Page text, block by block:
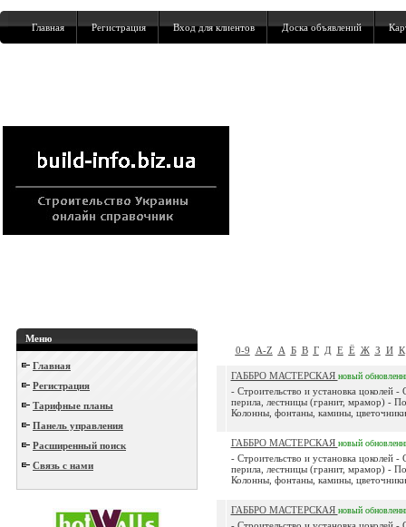
Главная Регистрация Вход для клиентов Доска объявлений
Меню
Главная
Регистрация
Тарифные планы
Панель управления
Расширенный поиск
Связь с нами
0-9 A-Z А Б В Г Д Е Ё Ж З И К
ГАББРО МАСТЕРСКАЯ новый
- Строительство и установка цоколей -
перила, лестницы (гранит, мрамор) -
Колонны, фонтаны, камины,
ГАББРО МАСТЕРСКАЯ новый
- Строительство и установка цоколей -
перила, лестницы (гранит, мрамор) -
Колонны, фонтаны, камины,
ГАББРО МАСТЕРСКАЯ новый